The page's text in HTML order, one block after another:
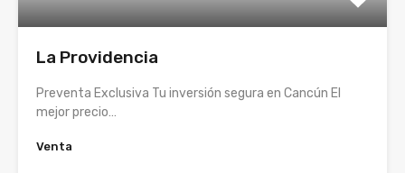
La Providencia
Preventa Exclusiva Tu inversión segura en Cancún El
mejor precio…
Venta